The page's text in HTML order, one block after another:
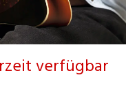
verfügbar